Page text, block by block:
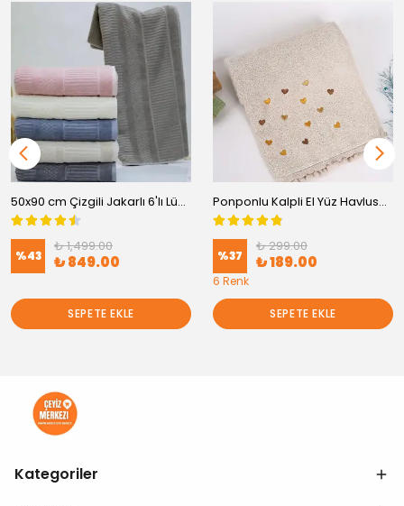
50x90 cm Çizgili Jakarlı 6'lı Lüks El & Yüz Havlusu Seti 6'lı
%43
₺ 1,499.00
₺ 849.00
SEPETE EKLE
Ponponlu Kalpli El Yüz Havlusu 50x90
%37
₺ 299.00
₺ 189.00
6 Renk
SEPETE EKLE
Kategoriler